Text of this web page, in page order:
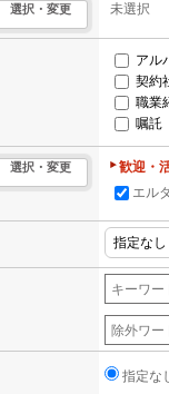
選択・変更 未選択
アル
契約
職業
嘱託
選択・変更
歓迎・
エル
指定な